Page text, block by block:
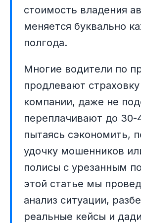
стоимость владения
меняется буквально
полгода.
Многие водители по
продлевают
компании, даже не
переплачивают до 30-
пытаясь сэкономить,
удочку мошенников
полисы с урезанным
этой статье мы
анализ ситуации,
реальные кейсы и